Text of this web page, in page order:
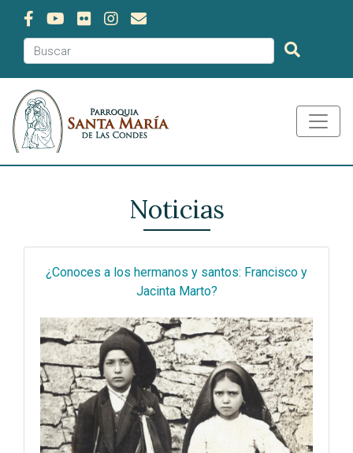
Noticias
¿Conoces a los hermanos y santos: Francisco y
Jacinta Marto?